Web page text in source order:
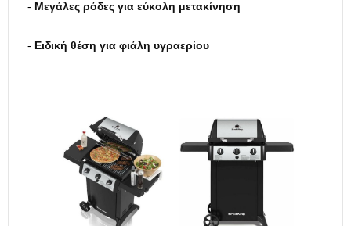
- Μεγάλες ρόδες για εύκολη μετακίνηση
- Ειδική θέση για φιάλη υγραερίου